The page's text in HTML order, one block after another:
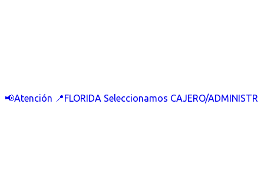
📢Atención 📍FLORIDA Seleccionamos CAJERO/ADMINISTR